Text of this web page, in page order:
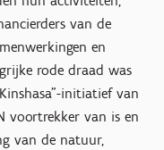
van de
en
rode draad was
initiatief van
voortrekker van is en
van de natuur,